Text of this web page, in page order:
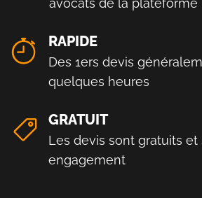
avocats de la plateforme
RAPIDE
Des 1ers devis
quelques heures
GRATUIT
Les devis sont gratuits et
engagement